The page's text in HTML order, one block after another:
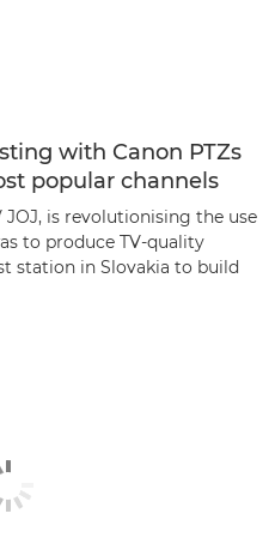
with Canon PTZs
popular channels
JOJ, is revolutionising the use
to produce TV-quality
station in Slovakia to build